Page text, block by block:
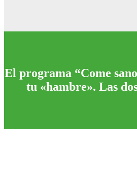
El programa “Come
tu «hambre». Las